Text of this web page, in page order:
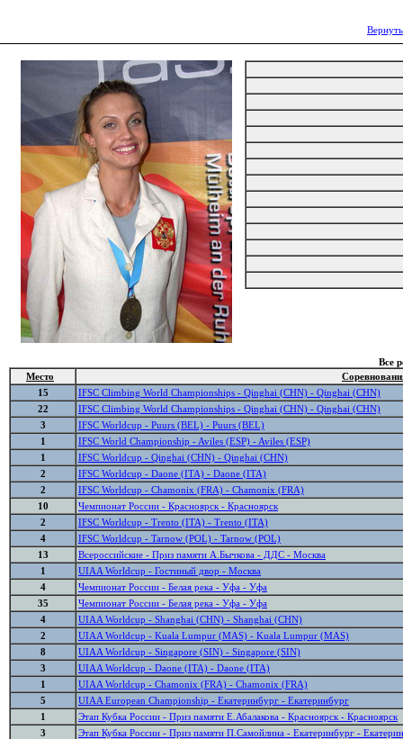
Все
Место
15
IFSC Climbing World Championships - Qinghai (CHN) - Qinghai (CHN)
22
IFSC Climbing World Championships - Qinghai (CHN) - Qinghai (CHN)
3
IFSC Worldcup - Puurs (BEL) - Puurs (BEL)
1
IFSC World Championship - Aviles (ESP) - Aviles (ESP)
1
IFSC Worldcup - Qinghai (CHN) - Qinghai (CHN)
2
IFSC Worldcup - Daone (ITA) - Daone (ITA)
2
IFSC Worldcup - Chamonix (FRA) - Chamonix (FRA)
10
Чемпионат России - Красноярск - Красноярск
2
IFSC Worldcup - Trento (ITA) - Trento (ITA)
4
IFSC Worldcup - Tarnow (POL) - Tarnow (POL)
13
Всероссийские - Приз памяти А.Бычкова - ДДС - Москва
1
UIAA Worldcup - Гостиный двор - Москва
4
Чемпионат России - Белая река - Уфа - Уфа
35
Чемпионат России - Белая река - Уфа - Уфа
4
UIAA Worldcup - Shanghai (CHN) - Shanghai (CHN)
2
UIAA Worldcup - Kuala Lumpur (MAS) - Kuala Lumpur (MAS)
8
UIAA Worldcup - Singapore (SIN) - Singapore (SIN)
3
UIAA Worldcup - Daone (ITA) - Daone (ITA)
1
UIAA Worldcup - Chamonix (FRA) - Chamonix (FRA)
5
UIAA European Championship - Екатеринбург - Екатеринбург
1
Этап Кубка России - Приз памяти Е.Абалакова - Красноярск - Красноярск
3
Этап Кубка России - Приз памяти П.Самойлина - Екатеринбург -